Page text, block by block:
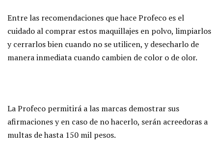
Entre las recomendaciones que hace Profeco es el
cuidado al comprar estos maquillajes en polvo, limpiarlos
y cerrarlos bien cuando no se utilicen, y desecharlo de
manera inmediata cuando cambien de color o de olor.
La Profeco permitirá a las marcas demostrar sus
afirmaciones y en caso de no hacerlo, serán acreedoras a
multas de hasta 150 mil pesos.